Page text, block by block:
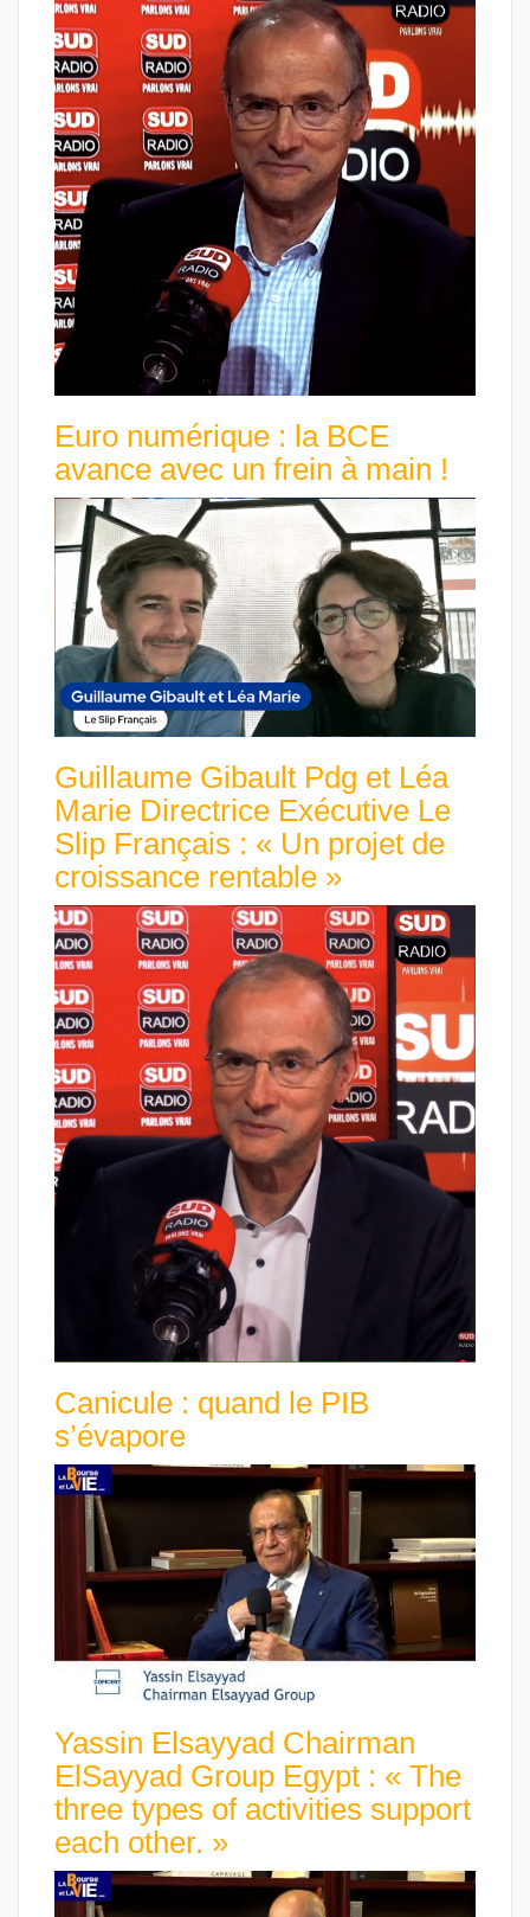
Euro numérique : la BCE
avance avec un frein à main !
Guillaume Gibault Pdg et Léa
Marie Directrice Exécutive Le
Slip Français : « Un projet de
croissance rentable »
Canicule : quand le PIB
s’évapore
Yassin Elsayyad Chairman
ElSayyad Group Egypt : « The
three types of activities support
each other. »